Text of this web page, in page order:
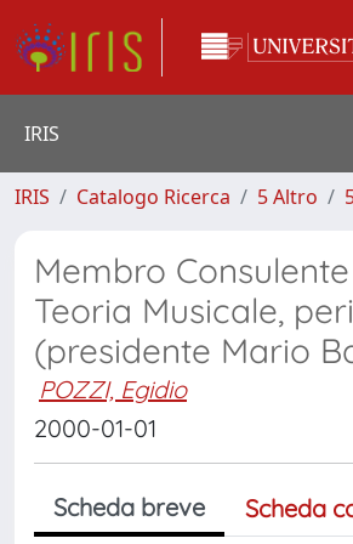
IRIS
IRIS Catalogo Ricerca 5 Altro
Membro
Teoria Musicale,
(presidente Mario
POZZI, Egidio
2000-01-01
Scheda breve Scheda